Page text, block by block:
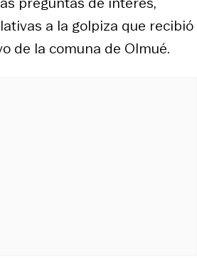
a la golpiza que recibió
de la comuna de Olmué.